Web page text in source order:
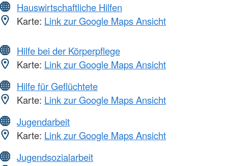
Hauswirtschaftliche Hilfen
Karte: Link zur Google Maps Ansicht
Hilfe bei der Körperpflege
Karte: Link zur Google Maps Ansicht
Hilfe für Geflüchtete
Karte: Link zur Google Maps Ansicht
Jugendarbeit
Karte: Link zur Google Maps Ansicht
Jugendsozialarbeit